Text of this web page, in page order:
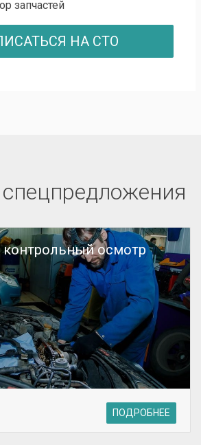
запчастей
НА СТО
осмотр
ПОДРОБНЕЕ